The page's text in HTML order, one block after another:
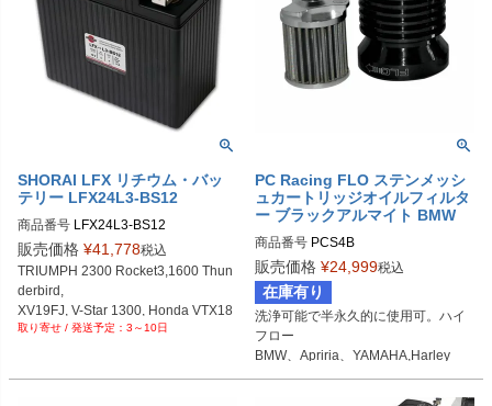
SHORAI LFX リチウム・バッ
テリー LFX24L3-BS12
商品番号 LFX24L3-BS12
販売価格 ¥41,778税込
TRIUMPH 2300 Rocket3,1600 Thun
derbird,
XV19FJ, V-Star 1300, Honda VTX18
00C など
3～10日
PC Racing FLO ステンメッシ
ュカートリッジオイルフィルタ
ー ブラックアルマイト BMW
商品番号 PCS4B
B型番：030097
D型番：0712-0351
HD型番：56-7104BK
販売価格 ¥24,999税込
在庫有り
洗浄可能で半永久的に使用可。ハイ
フロー
BMW、Apriria、YAMAHA,Harley